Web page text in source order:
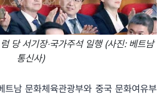
당 서기장‧국가주석 일행 (사진: 베트남
통신사)
트남 문화체육관광부와 중국 문화여유부